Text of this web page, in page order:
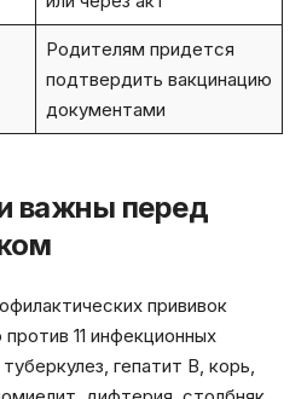
Родителям придется
подтвердить вакцинацию
документами
важны перед
прививок
11 инфекционных
гепатит B, корь,